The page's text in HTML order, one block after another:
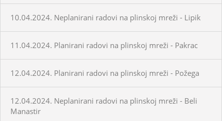
10.04.2024. Neplanirani radovi na plinskoj mreži - Lipik
11.04.2024. Planirani radovi na plinskoj mreži - Pakrac
12.04.2024. Planirani radovi na plinskoj mreži - Požega
12.04.2024. Neplanirani radovi na plinskoj mreži - Beli
Manastir